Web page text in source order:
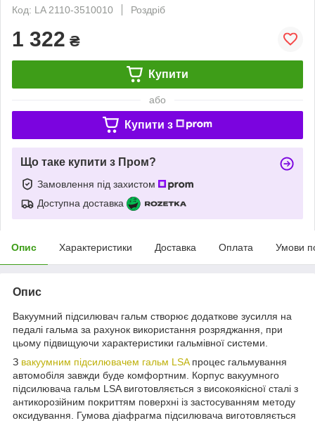
Код: LA 2110-3510010
Роздріб
1 322 ₴
Купити
або
Купити з
Що таке купити з Пром?
Замовлення під захистом
Доступна доставка
Опис Характеристики Доставка Оплата Умови
Опис
Вакуумний підсилювач гальм створює додаткове зусилля на
педалі гальма за рахунок використання розряджання, при
цьому підвищуючи характеристики гальмівної системи.
З вакуумним підсилювачем гальм LSAпроцес гальмування
автомобіля завжди буде комфортним. Корпус вакуумного
підсилювача гальм LSA виготовляється з високоякісної сталі з
антикорозійним покриттям поверхні із застосуванням методу
оксидування. Гумова діафрагма підсилювача виготовляється